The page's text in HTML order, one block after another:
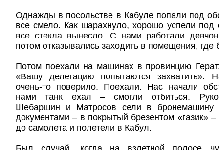
Однажды в посольстве в Кабуле попали под
все смело. Как шарахнуло, хорошо успели под
все стекла вынесло. С нами работали
потом отказывались заходить в помещения, где
Потом поехали на машинах в провинцию
«Вашу делегацию попытаются захватить».
очень-то поверило. Поехали. Нас начали
нами танк ехал – смогли отбиться.
Шебаршин и Матросов сели в
документами – в покрытый брезентом «газик»
до самолета и полетели в Кабул.
Был случай, когда на взлетной полосе